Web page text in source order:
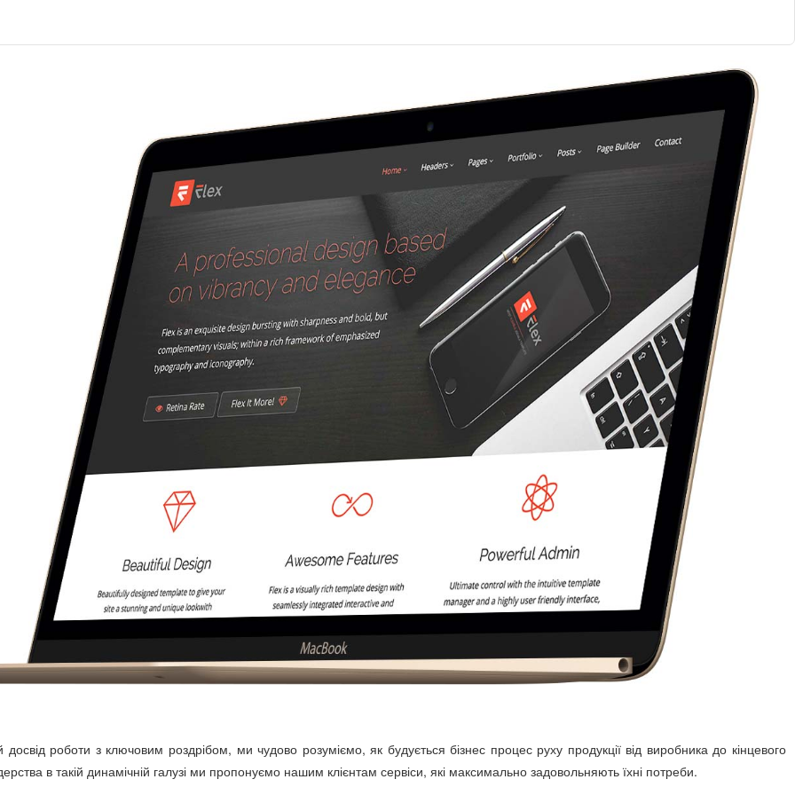
досвід роботи з ключовим роздрібом, ми чудово розуміємо, як будується бізнес процес руху продукції від виробника до кінцевого
в такій динамічній галузі ми пропонуємо нашим клієнтам сервіси, які максимально задовольняють їхні потреби.